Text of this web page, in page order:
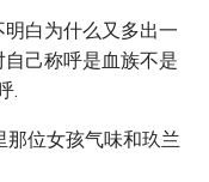
白为什么又多出一
己称呼是血族不是
.
那位女孩气味和玖兰